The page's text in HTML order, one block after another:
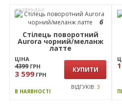
6
Стілець поворотний
Aurora чорний / меланж
сильвер
4399
3 599 ГРН
КУПИТИ
ВІДГУКІВ:3